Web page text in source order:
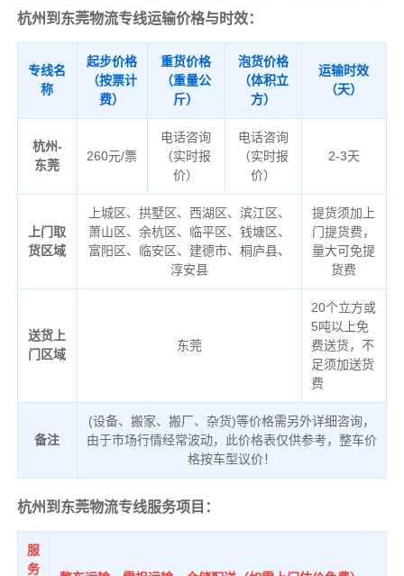
杭州到东莞物流专线运输价格与时效：
专线名
称
起步价格
（按票计
费）
重货价格
（重量公
斤）
泡货价格
（体积立
方）
运输时效
（天）
杭州-
东莞
260元/票
电话咨询
（实时报
价）
电话咨询
（实时报
价）
2-3天
上门取
货区域
上城区、拱墅区、西湖区、滨江区、
萧山区、余杭区、临平区、钱塘区、
富阳区、临安区、建德市、桐庐县、
淳安县
提货须加上
门提货费，
量大可免提
货费
送货上
门区域
东莞
20个立方或
5吨以上免
费送货，不
足须加送货
费
备注
(设备、搬家、搬厂、杂货)等价格需另外详细咨询，
由于市场行情经常波动，此价格表仅供参考，整车价
格按车型议价！
杭州到东莞物流专线服务项目：
服
务